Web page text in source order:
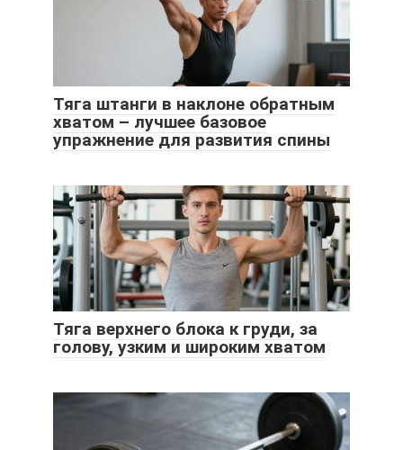
Тяга штанги в наклоне обратным
хватом – лучшее базовое
упражнение для развития спины
Тяга верхнего блока к груди, за
голову, узким и широким хватом